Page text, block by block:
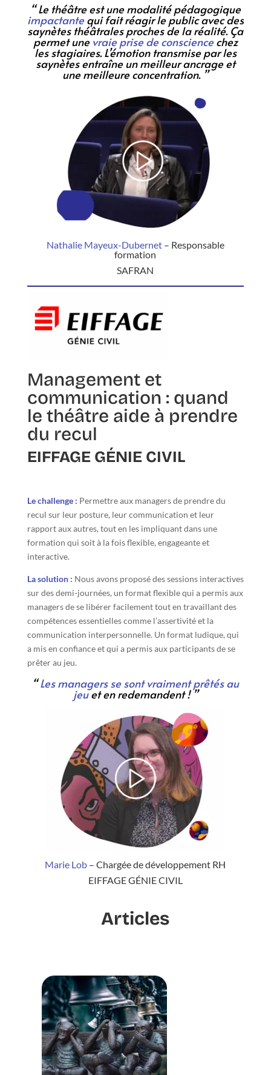
“ Le théâtre est une modalité pédagogique
impactante qui fait réagir le public avec des
saynètes théâtrales proches de la réalité. Ça
permet une vraie prise de consciencechez
les stagiaires. L’émotion transmise par les
saynètes entraîne un meilleur ancrage et
une meilleure concentration. ”
Nathalie Mayeux-Dubernet– Responsable
formation
SAFRAN
Management et
communication : quand
le théâtre aide à prendre
du recul
EIFFAGE GÉNIE CIVIL
Le challenge : Permettre aux managers de prendre du
recul sur leur posture, leur communication et leur
rapport aux autres, tout en les impliquant dans une
formation qui soit à la fois flexible, engageante et
interactive.
La solution : Nous avons proposé des sessions interactives
sur des demi-journées, un format flexible qui a permis aux
managers de se libérer facilement tout en travaillant des
compétences essentielles comme l’assertivité et la
communication interpersonnelle. Un format ludique, qui
a mis en confiance et qui a permis aux participants de se
prêter au jeu.
“Les managers se sont vraiment prêtés au
jeuet en redemandent !”
Marie Lob – Chargée de développement RH
EIFFAGE GÉNIE CIVIL
Articles